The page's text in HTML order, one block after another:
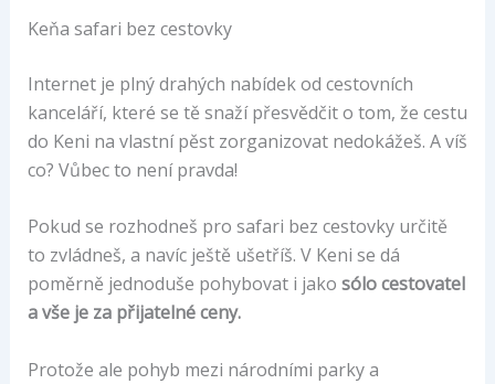
Keňa safari bez cestovky
Internet je plný drahých nabídek od cestovních
kanceláří, které se tě snaží přesvědčit o tom, že cestu
do Keni na vlastní pěst zorganizovat nedokážeš. A víš
co? Vůbec to není pravda!
Pokud se rozhodneš pro safari bez cestovky určitě
to zvládneš, a navíc ještě ušetříš. V Keni se dá
poměrně jednoduše pohybovat i jako sólo cestovatel
a vše je za přijatelné ceny.
Protože ale pohyb mezi národními parky a